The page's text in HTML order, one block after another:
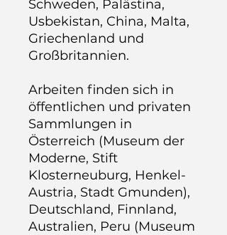
Schweden, Palästina,
Usbekistan, China, Malta,
Griechenland und
Großbritannien.
Arbeiten finden sich in
öffentlichen und privaten
Sammlungen in
Österreich (Museum der
Moderne, Stift
Klosterneuburg, Henkel-
Austria, Stadt Gmunden),
Deutschland, Finnland,
Australien, Peru (Museum